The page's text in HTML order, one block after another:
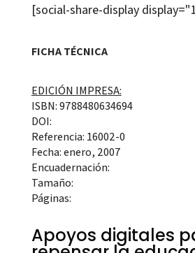
[social-share-display
FICHA TÉCNICA
EDICIÓN IMPRESA:
ISBN: 9788480634694
DOI:
Referencia: 16002-0
Fecha: enero, 2007
Encuadernación:
Tamaño:
Páginas:
Apoyos digitales